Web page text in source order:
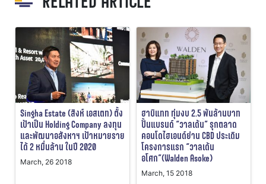
Singha Estate (สิงห์ เอสเตท) ตั้ง
เป้าเป็น Holding Company ลงทุน
และพัฒนาอสังหาฯ เป้าหมายราย
ได้ 2 หมื่นล้าน ในปี 2020
March, 26 2018
ฮาบิแทท ทุ่มงบ 2.5 พันล้านบาท
ปั้นแบรนด์ “วาลเด้น” รุกตลาด
คอนโดไฮเอนด์ย่าน CBD ประเดิม
โครงการแรก “วาลเด้น
อโศก”(Walden Asoke)
March, 15 2018